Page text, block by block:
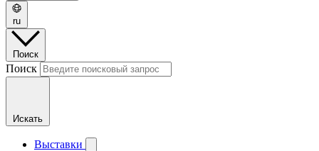
ru
Поиск
Поиск
Искать
Выставки